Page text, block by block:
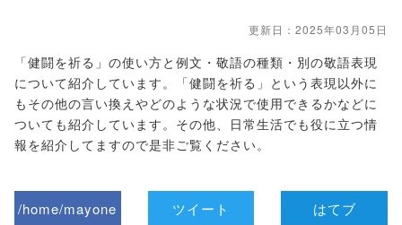
更新日：2025年03月05日
「健闘を祈る」の使い方と例文・敬語の種類・別の敬語表現
について紹介しています。「健闘を祈る」という表現以外に
もその他の言い換えやどのような状況で使用できるかなどに
ついても紹介しています。その他、日常生活でも役に立つ情
報を紹介してますので是非ご覧ください。
/home/mayone
ツイート はてブ